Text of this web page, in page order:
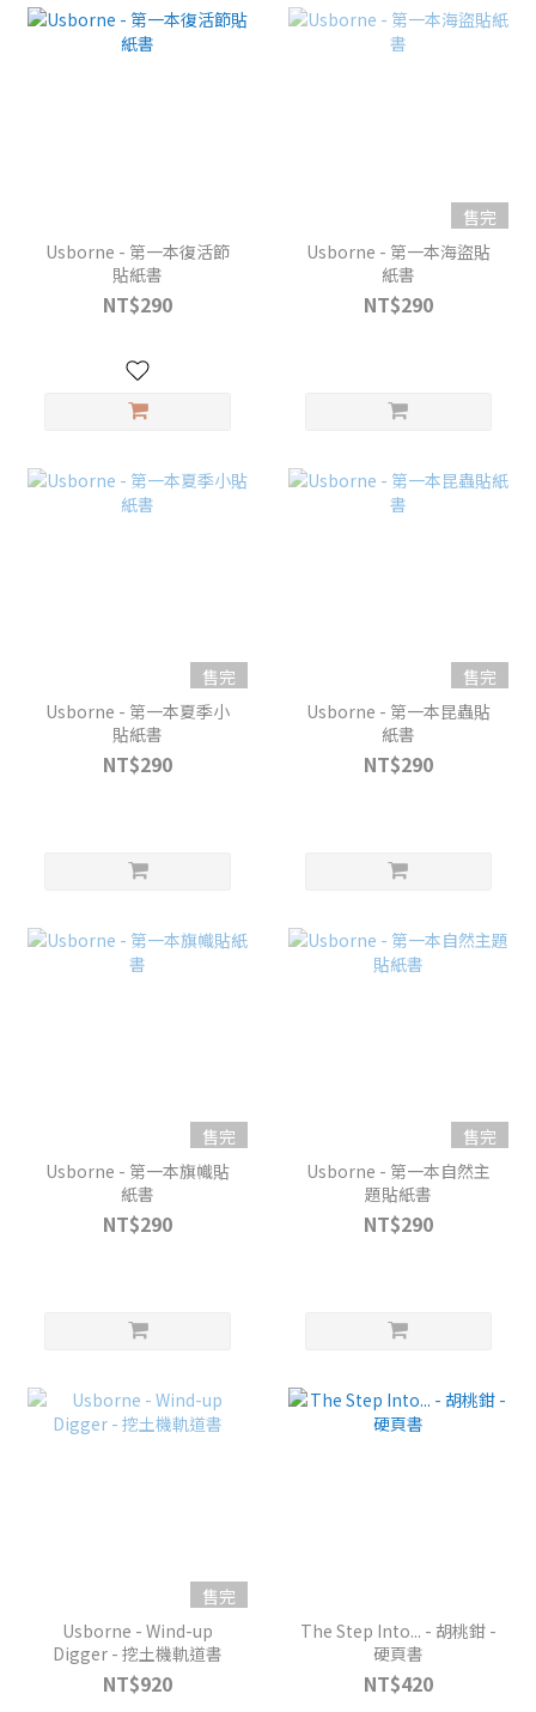
Usborne - 第一本復活節
貼紙書
NT$290
售完
Usborne - 第一本海盜貼
紙書
NT$290
售完
Usborne - 第一本夏季小
貼紙書
NT$290
售完
Usborne - 第一本昆蟲貼
紙書
NT$290
售完
Usborne - 第一本旗幟貼
紙書
NT$290
售完
Usborne - 第一本自然主
題貼紙書
NT$290
售完
Usborne - Wind-up
Digger - 挖土機軌道書
NT$920
The Step Into... - 胡桃鉗 -
硬頁書
NT$420